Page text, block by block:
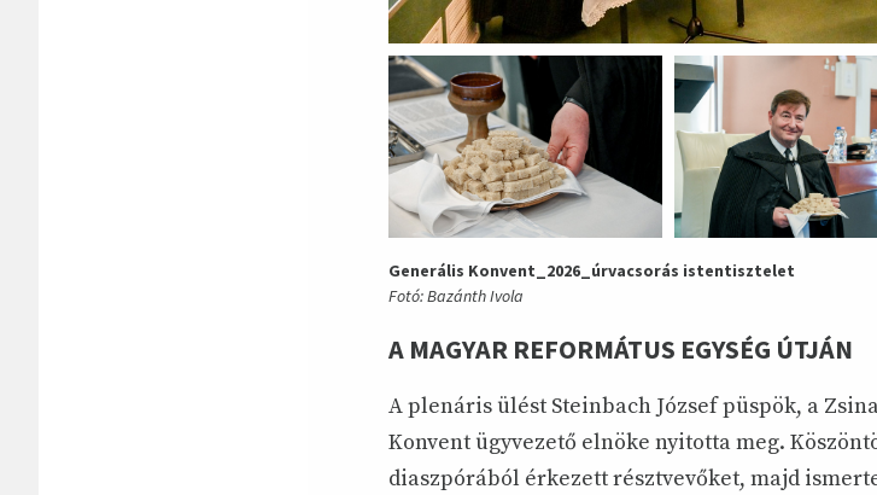
Generális Konvent_2026_úrvacsorás istentisztelet
Fotó: Bazánth Ivola
A MAGYAR REFORMÁTUS EGYSÉG ÚTJÁN
A plenáris ülést Steinbach József püspök, a
Konvent ügyvezető elnöke nyitotta meg.
diaszpórából érkezett résztvevőket, majd